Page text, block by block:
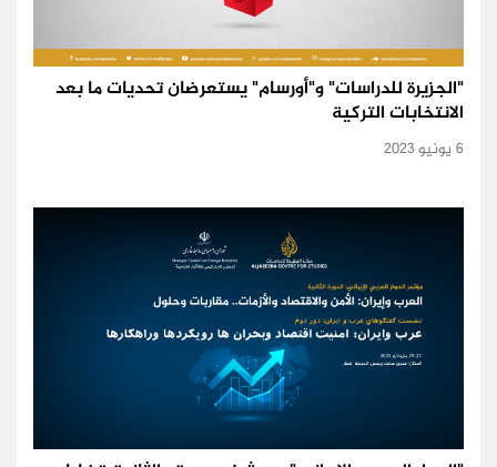
"الجزيرة للدراسات" و"أورسام" يستعرضان تحديات ما بعد
الانتخابات التركية
6 يونيو 2023